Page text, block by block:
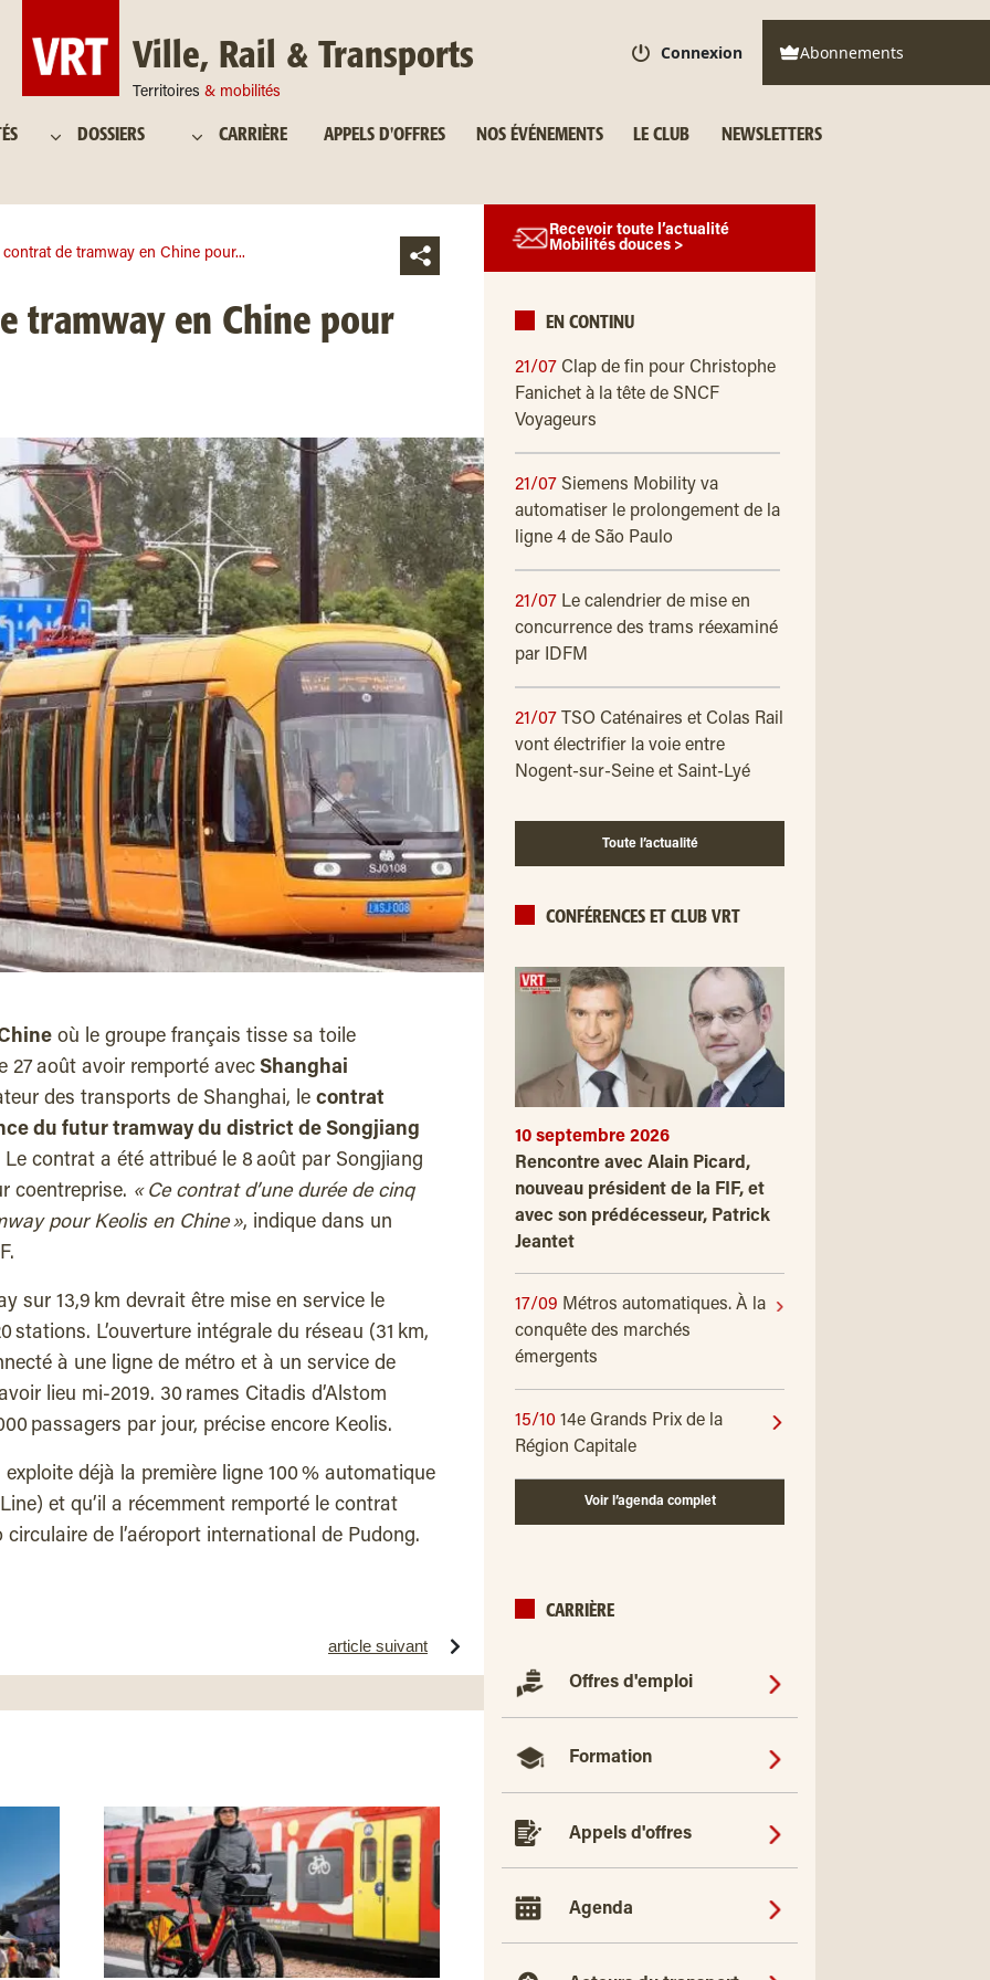
Ville, Rail & Transports
Territoires & mobilités
Connexion Abonnements
DOSSIERS CARRIÈRE APPELS D'OFFRES NOS ÉVÉNEMENTS LE CLUB NEWSLETTERS
de tramway en Chine pour...
tramway en Chine pour
où le groupe français tisse sa toile
27 août avoir remporté avec Shanghai
des transports de Shanghai, le contrat
du futur tramway du district de Songjiang
contrat a été attribué le 8 août par Songjiang
coentreprise. « Ce contrat d’une durée de cinq
pour Keolis en Chine », indique dans un
sur 13,9 km devrait être mise en service le
stations. L’ouverture intégrale du réseau (31 km,
à une ligne de métro et à un service de
lieu mi-2019. 30 rames Citadis d’Alstom
passagers par jour, précise encore Keolis.
déjà la première ligne 100 % automatique
et qu’il a récemment remporté le contrat
de l’aéroport international de Pudong.
article suivant
Recevoir toute l’actualité
Mobilités douces >
EN CONTINU
21/07 Clap de fin pour Christophe
Fanichet à la tête de SNCF
Voyageurs
21/07 Siemens Mobility va
automatiser le prolongement de la
ligne 4 de São Paulo
21/07 Le calendrier de mise en
concurrence des trams réexaminé
par IDFM
21/07
TSO Caténaires et Colas Rail
vont électrifier la voie entre
Nogent-sur-Seine et Saint-Lyé
Toute l’actualité
CONFÉRENCES ET CLUB VRT
10 septembre 2026
Rencontre avec Alain Picard,
nouveau président de la FIF, et
avec son prédécesseur, Patrick
Jeantet
17/09 Métros automatiques. À la
conquête des marchés
émergents
15/10 14e Grands Prix de la
Région Capitale
Voir l’agenda complet
CARRIÈRE
Offres d'emploi
Formation
Appels d'offres
Agenda